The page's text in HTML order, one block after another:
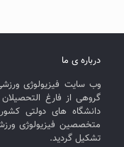
درباره ی ما
گروهی از فارغ
دانشگاه های دولتی
متخصصین فیزیولوژی
تشکیل گردید.